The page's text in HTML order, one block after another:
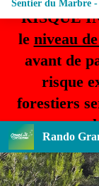
RISQUE
le niveau
avant de
risque
forestiers
Rando
Sentier du Marbre -